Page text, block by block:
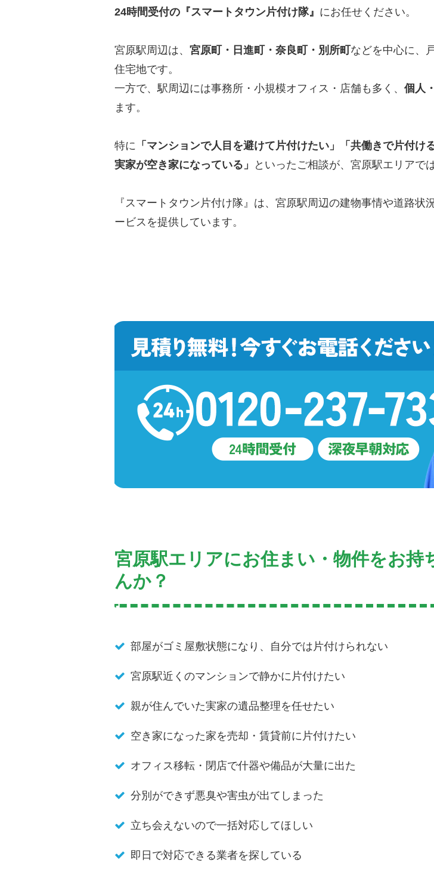
24時間受付の『スマートタウン片付け隊』 にお任せください。
宮原駅周辺は、 宮原町・日進町・奈良町・別所町 などを中心に、
住宅地です。
一方で、駅周辺には事務所・小規模オフィス・店舗も多く、 個人
ます。
特に 「マンションで人目を避けて片付けたい」「共働きで片付
実家が空き家になっている」
といったご相談が、宮原駅エリアで
『スマートタウン片付け隊』は、宮原駅周辺の建物事情や道路状
ービスを提供しています。
宮原駅エリアにお住まい・物件をお
んか？
部屋がゴミ屋敷状態になり、自分では片付けられない
宮原駅近くのマンションで静かに片付けたい
親が住んでいた実家の遺品整理を任せたい
空き家になった家を売却・賃貸前に片付けたい
オフィス移転・閉店で什器や備品が大量に出た
分別ができず悪臭や害虫が出てしまった
立ち会えないので一括対応してほしい
即日で対応できる業者を探している